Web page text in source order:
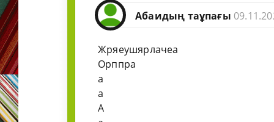
Абаидың таұпағы
Жряеушярлачеа
Орппра
а
а
А